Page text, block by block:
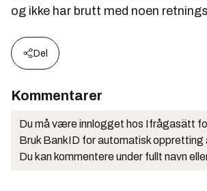
og ikke har brutt med noen
Del
Kommentarer
Du må være innlogget hos Ifrågasätt
Bruk BankID for automatisk oppretting
Du kan kommentere under fullt navn